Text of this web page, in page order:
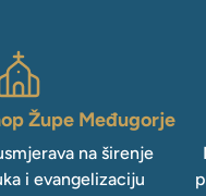
Župe Međugorje
na širenje
i evangelizaciju